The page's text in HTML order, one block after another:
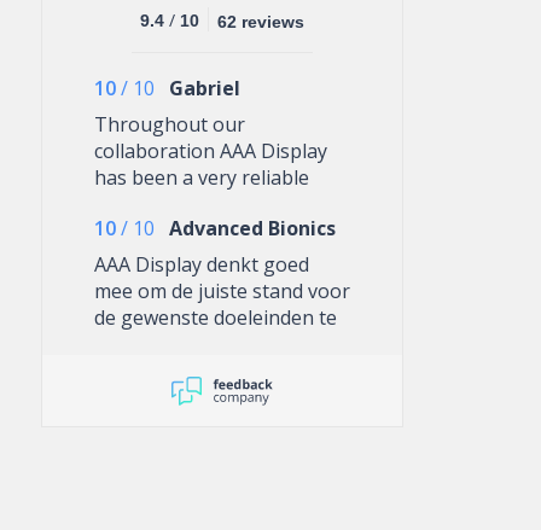
9.4 / 10 62 reviews
10 / 10
Gabriel
Throughout our
collaboration AAA Display
has been a very reliable
service addresses matters
efficiently, providing well-
informed advice. The results
have been consistently
good and with an emphasis
They have and will continue
10 / 10 Advanced Bionics
AAA Display denkt goed
mee om de juiste stand voor
de gewenste doeleinden te